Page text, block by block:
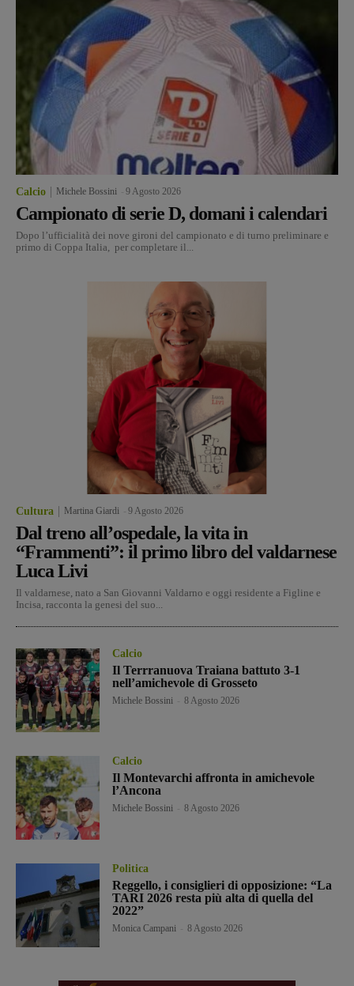
Calcio Michele Bossini 9 Agosto 2026
Campionato di serie D, domani i calendari
Dopo l’ufficialità dei nove gironi del campionato e di turno preliminare e
primo di Coppa Italia, per completare il...
Cultura Martina Giardi 9 Agosto 2026
Dal treno all’ospedale, la vita in
“Frammenti”: il primo libro del valdarnese
Luca Livi
Il valdarnese, nato a San Giovanni Valdarno e oggi residente a Figline e
Incisa, racconta la genesi del suo...
Calcio
Il Terrranuova Traiana battuto 3-1
nell’amichevole di Grosseto
Michele Bossini 8 Agosto 2026
Calcio
Il Montevarchi affronta in amichevole
l’Ancona
Michele Bossini 8 Agosto 2026
Politica
Reggello, i consiglieri di opposizione: “La
TARI 2026 resta più alta di quella del
2022”
Monica Campani 8 Agosto 2026